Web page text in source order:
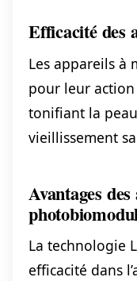
Efficacité des
Les appareils à
pour leur
tonifiant la
vieillissement
Avantages
La technologie
efficacité dans